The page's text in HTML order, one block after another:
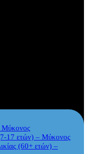
Μύκονος
17 ετών) – Μύκονος
(60+ ετών) –